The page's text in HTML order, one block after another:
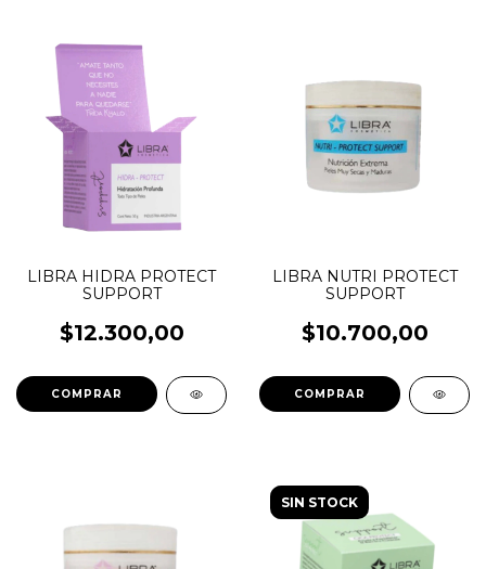
LIBRA HIDRA PROTECT
SUPPORT
$12.300,00
COMPRAR
LIBRA NUTRI PROTECT
SUPPORT
$10.700,00
COMPRAR
SIN STOCK